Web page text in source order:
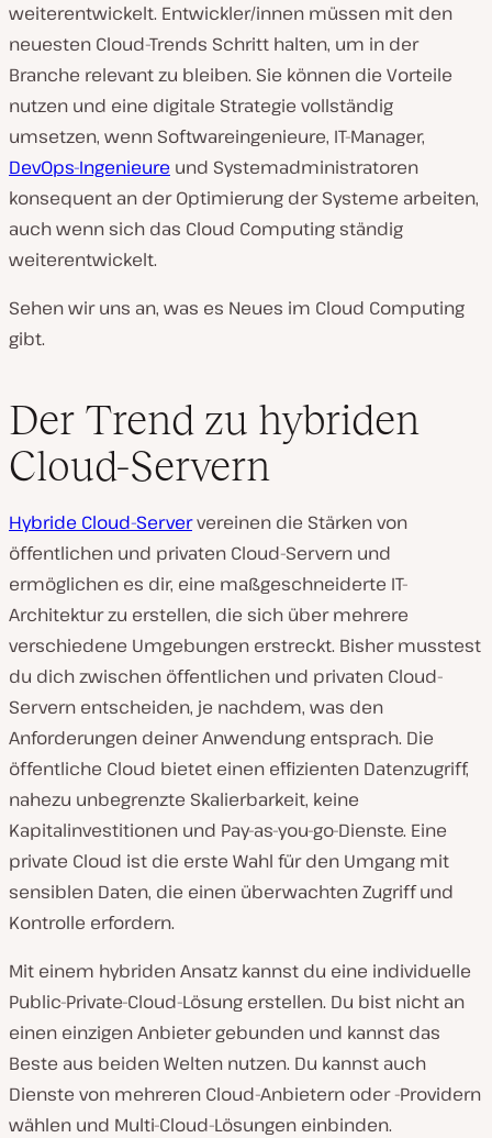
weiterentwickelt. Entwickler/innen müssen mit den
neuesten Cloud-Trends Schritt halten, um in der
Branche relevant zu bleiben. Sie können die Vorteile
nutzen und eine digitale Strategie vollständig
umsetzen, wenn Softwareingenieure, IT-Manager,
DevOps-Ingenieure und Systemadministratoren
konsequent an der Optimierung der Systeme arbeiten,
auch wenn sich das Cloud Computing ständig
weiterentwickelt.
Sehen wir uns an, was es Neues im Cloud Computing
gibt.
Der Trend zu hybriden
Cloud-Servern
Hybride Cloud-Serververeinen die Stärken von
öffentlichen und privaten Cloud-Servern und
ermöglichen es dir, eine maßgeschneiderte IT-
Architektur zu erstellen, die sich über mehrere
verschiedene Umgebungen erstreckt. Bisher musstest
du dich zwischen öffentlichen und privaten Cloud-
Servern entscheiden, je nachdem, was den
Anforderungen deiner Anwendung entsprach. Die
öffentliche Cloud bietet einen effizienten Datenzugriff,
nahezu unbegrenzte Skalierbarkeit, keine
Kapitalinvestitionen und Pay-as-you-go-Dienste. Eine
private Cloud ist die erste Wahl für den Umgang mit
sensiblen Daten, die einen überwachten Zugriff und
Kontrolle erfordern.
Mit einem hybriden Ansatz kannst du eine individuelle
Public-Private-Cloud-Lösung erstellen. Du bist nicht an
einen einzigen Anbieter gebunden und kannst das
Beste aus beiden Welten nutzen. Du kannst auch
Dienste von mehreren Cloud-Anbietern oder -Providern
wählen und Multi-Cloud-Lösungen einbinden.